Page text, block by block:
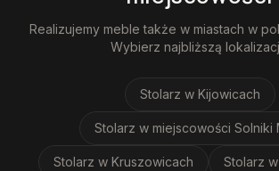
Realizujemy meble także w miastach w
Wybierz najbliższą
Stolarz w Kijowicach
Stolarz w miejscowości Solniki
Stolarz w Kruszowicach Stolarz